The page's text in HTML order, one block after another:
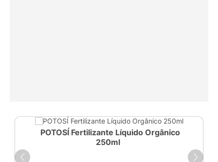
POTOSÍ Fertilizante Líquido Orgânico
250ml